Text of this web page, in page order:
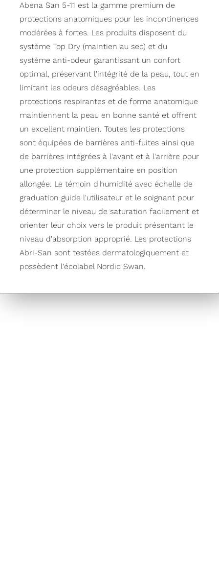
Abena San 5-11 est la gamme premium de
protections anatomiques pour les incontinences
modérées à fortes. Les produits disposent du
système Top Dry (maintien au sec) et du
système anti-odeur garantissant un confort
optimal, préservant l'intégrité de la peau, tout en
limitant les odeurs désagréables. Les
protections respirantes et de forme anatomique
maintiennent la peau en bonne santé et offrent
un excellent maintien. Toutes les protections
sont équipées de barrières anti-fuites ainsi que
de barrières intégrées à l'avant et à l'arrière pour
une protection supplémentaire en position
allongée. Le témoin d'humidité avec échelle de
graduation guide l'utilisateur et le soignant pour
déterminer le niveau de saturation facilement et
orienter leur choix vers le produit présentant le
niveau d'absorption approprié. Les protections
Abri-San sont testées dermatologiquement et
possèdent l'écolabel Nordic Swan.